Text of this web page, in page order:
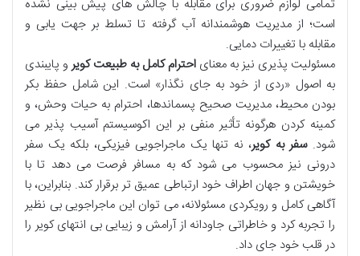
تمامی لوازم ضروری برای مقابله با چالش های پیش بینی نشده
است؛ از مدیریت هوشمندانه آب گرفته تا تسلط بر جهت یابی و
مقابله با تغییرات دمایی.
مسئولیت پذیری نیز به معنای احترام کامل به طبیعت کویر و پایبندی
به اصول «ردی از خود به جای نگذار» است. این شامل حفظ بکر
بودن محیط، مدیریت صحیح پسماندها، احترام به حیات وحش، و
کمینه کردن هرگونه تأثیر منفی بر این اکوسیستم آسیب پذیر می
شود.سفر به کویر، نه تنها یک ماجراجویی فیزیکی، بلکه یک سفر
درونی نیز محسوب می شود که به مسافر فرصت می دهد تا با
خویشتن و جهان اطراف خود ارتباطی عمیق تر برقرار کند. بنابراین، با
آگاهی کامل و رویکردی مسئولانه، می توان این ماجراجویی بی نظیر
را تجربه کرد و خاطراتی جاودانه از آرامش و زیبایی بی انتهای کویر را
در قلب خود جای داد.